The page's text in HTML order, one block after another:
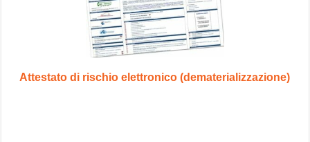
Attestato di rischio elettronico (dematerializzazione)